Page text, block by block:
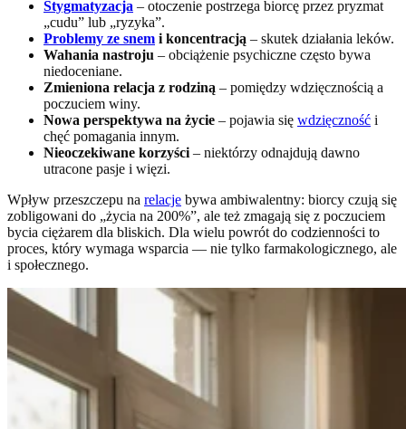
Stygmatyzacja – otoczenie postrzega biorcę przez pryzmat
„cudu” lub „ryzyka”.
Problemy ze snem i koncentracją – skutek działania leków.
Wahania nastroju – obciążenie psychiczne często bywa
niedoceniane.
Zmieniona relacja z rodziną – pomiędzy wdzięcznością a
poczuciem winy.
Nowa perspektywa na życie – pojawia się wdzięczność i
chęć pomagania innym.
Nieoczekiwane korzyści – niektórzy odnajdują dawno
utracone pasje i więzi.
Wpływ przeszczepu na relacje bywa ambiwalentny: biorcy czują się
zobligowani do „życia na 200%”, ale też zmagają się z poczuciem
bycia ciężarem dla bliskich. Dla wielu powrót do codzienności to
proces, który wymaga wsparcia — nie tylko farmakologicznego, ale
i społecznego.